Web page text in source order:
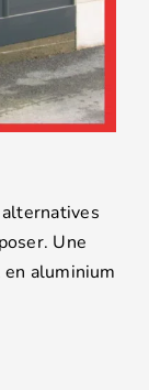
Une
aluminium